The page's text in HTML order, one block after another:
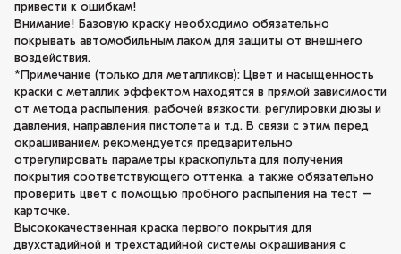
привести к ошибкам!
Внимание! Базовую краску необходимо обязательно
покрывать автомобильным лаком для защиты от внешнего
воздействия.
*Примечание (только для металликов): Цвет и насыщенность
краски с металлик эффектом находятся в прямой зависимости
от метода распыления, рабочей вязкости, регулировки дюзы и
давления, направления пистолета и т.д. В связи с этим перед
окрашиванием рекомендуется предварительно
отрегулировать параметры краскопульта для получения
покрытия соответствующего оттенка, а также обязательно
проверить цвет с помощью пробного распыления на тест –
карточке.
Высококачественная краска первого покрытия для
двухстадийной и трехстадийной системы окрашивания с